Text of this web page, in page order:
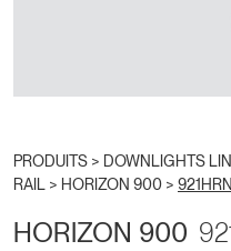
PRODUITS > DOWNLIGHTS
RAIL > HORIZON 900 >
HORIZON 900